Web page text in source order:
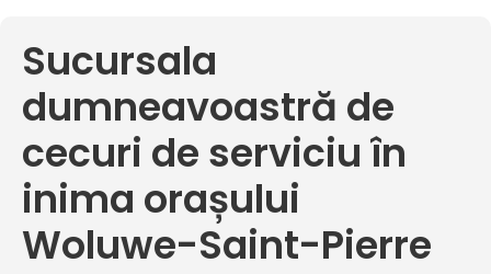
Sucursala
dumneavoastră de
cecuri de serviciu în
inima orașului
Woluwe-Saint-Pierre